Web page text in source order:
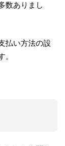
数ありまし
払い方法の設
。